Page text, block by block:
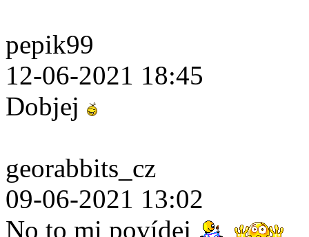
pepik99
12-06-2021 18:45
Dobjej
georabbits_cz
09-06-2021 13:02
No to mi povídej